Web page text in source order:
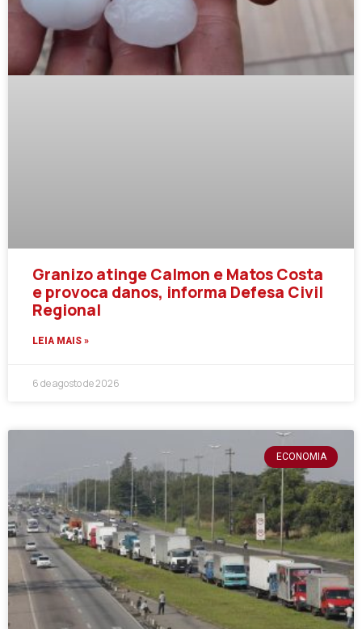
Granizo atinge Calmon e Matos Costa
e provoca danos, informa Defesa Civil
Regional
LEIA MAIS »
6 de agosto de 2026
ECONOMIA